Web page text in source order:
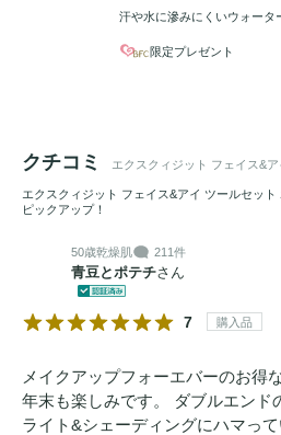
ファンデーション スポ
ドリーミーなホリデーコレクション
福するだけでなく、あなたを温か
ンディーをモチーフに眩い輝きを
した気分と心地よいムードを演出。
シンプルかつクリエイティビティ
汗や水に滲みにくいウォータ
限定プレゼント
クチコミ エクスクィジット フェイス&
エクスクィジット フェイス&アイ ツールセッ
ピックアップ！
50歳乾燥肌 211件
青豆とポテチさん
7 購入品
メイクアップフォーエバーのお得
年末も楽しみです。 ダブルエンド
ライト&シェーディングにハマっ